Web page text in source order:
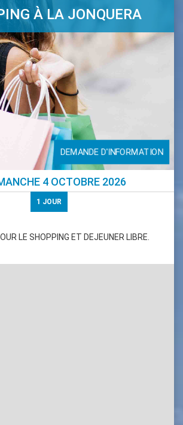
À LA JONQUERA
DEMANDE D'INFORMATION
4 OCTOBRE 2026
1 JOUR
LE SHOPPING ET DEJEUNER LIBRE.